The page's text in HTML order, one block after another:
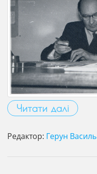
Читати далі
Редактор: Герун Василь